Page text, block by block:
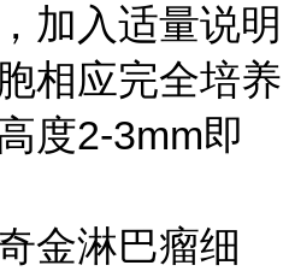
加入适量说明
相应完全培养
度2-3mm即
金淋巴瘤细